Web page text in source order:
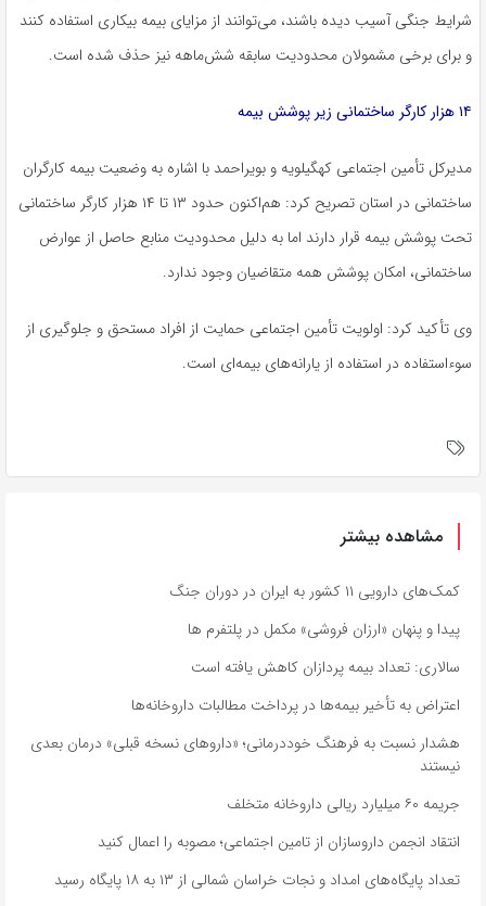
شرایط جنگی آسیب دیده باشند، می‌توانند از مزایای بیمه بیکاری استفاده کنند
و برای برخی مشمولان محدودیت سابقه شش‌ماهه نیز حذف شده است.
۱۴ هزار کارگر ساختمانی زیر پوشش بیمه
مدیرکل تأمین اجتماعی کهگیلویه و بویراحمد با اشاره به وضعیت بیمه کارگران
ساختمانی در استان تصریح کرد: هم‌اکنون حدود ۱۳ تا ۱۴ هزار کارگر ساختمانی
تحت پوشش بیمه قرار دارند اما به دلیل محدودیت منابع حاصل از عوارض
ساختمانی، امکان پوشش همه متقاضیان وجود ندارد.
وی تأکید کرد: اولویت تأمین اجتماعی حمایت از افراد مستحق و جلوگیری از
سوءاستفاده در استفاده از یارانه‌های بیمه‌ای است.
مشاهده بیشتر
کمک‌های دارویی ۱۱ کشور به ایران در دوران جنگ
پیدا و پنهان «ارزان فروشی» مکمل در پلتفرم ها
سالاری: تعداد بیمه پردازان کاهش یافته است
اعتراض به تأخیر بیمه‌ها در پرداخت مطالبات داروخانه‌ها
هشدار نسبت به فرهنگ خوددرمانی؛ «داروهای نسخه قبلی» درمان بعدی
نیستند
جریمه ۶۰ میلیارد ریالی داروخانه متخلف
انتقاد انجمن داروسازان از تامین اجتماعی؛ مصوبه را اعمال کنید
تعداد پایگاه‌های امداد و نجات خراسان شمالی از ۱۳ به ۱۸ پایگاه رسید